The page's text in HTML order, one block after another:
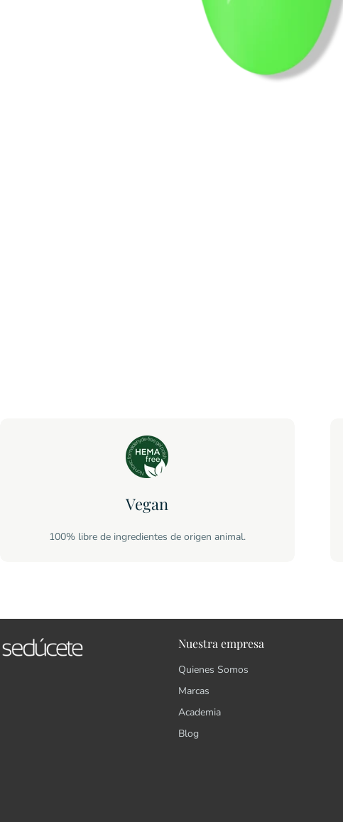
Vegan
100% libre de ingredientes de origen animal.
Nuestra empresa
Quienes Somos
Marcas
Academia
Blog